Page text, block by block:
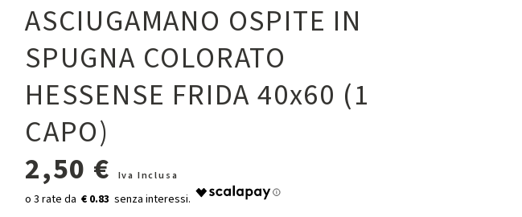
ASCIUGAMANO OSPITE IN
SPUGNA COLORATO
HESSENSE FRIDA 40x60 (1
CAPO)
2,50 €
Iva Inclusa
€ 0.83